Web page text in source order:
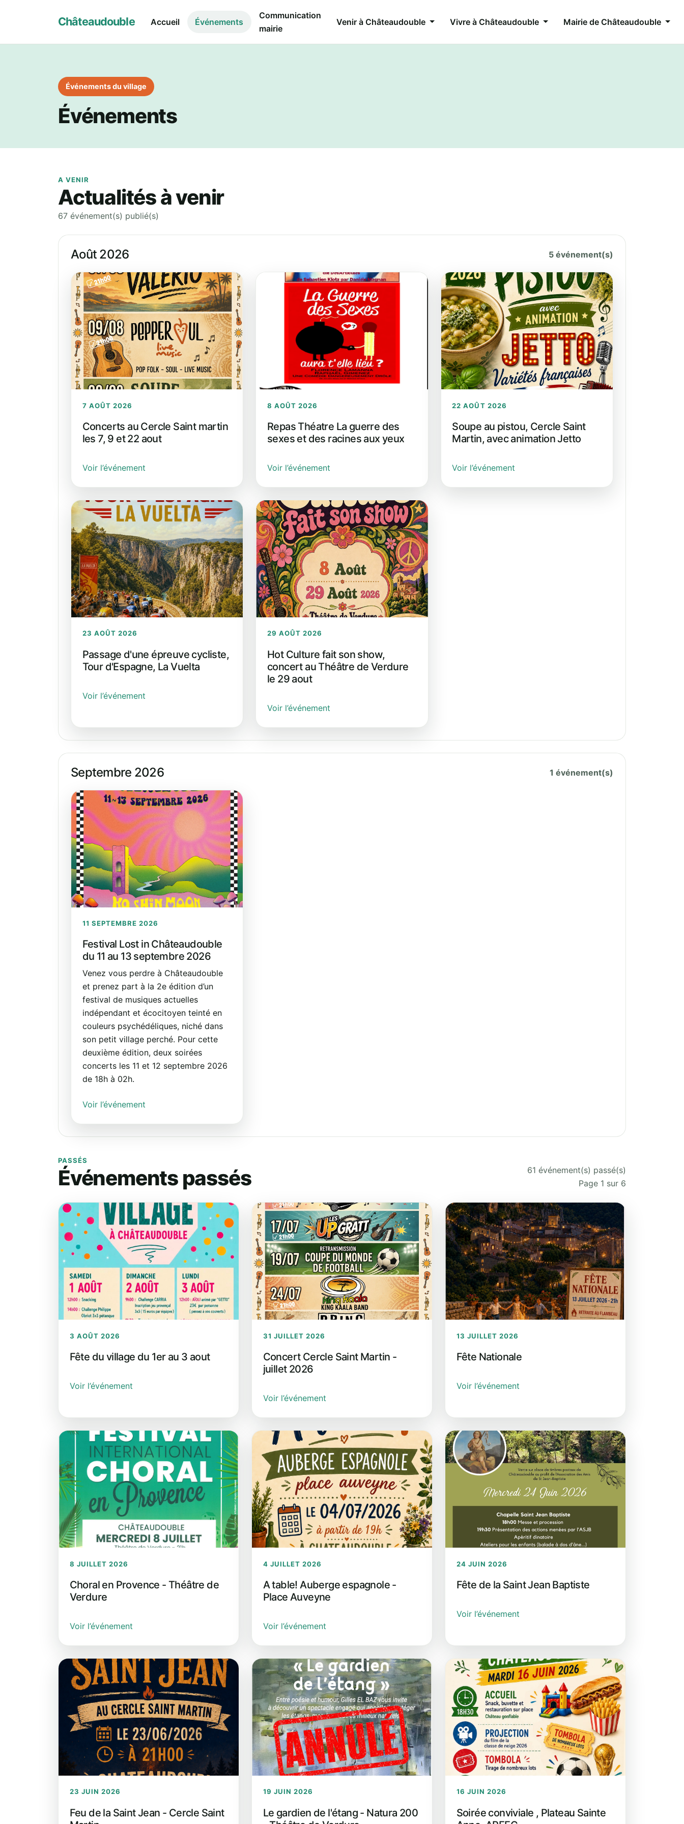
Châteaudouble Accueil Événements
Communication
mairie
Venir à Châteaudouble Vivre à Châteaudouble Mairie de Châteaudouble
Événements du village
Événements
A VENIR
Actualités à venir
67 événement(s) publié(s)
Août 2026 5 événement(s)
7 AOÛT 2026
Concerts au Cercle Saint martin
les 7, 9 et 22 aout
Voir l’événement
8 AOÛT 2026
Repas Théatre La guerre des
sexes et des racines aux yeux
Voir l’événement
22 AOÛT 2026
Soupe au pistou, Cercle Saint
Martin, avec animation Jetto
Voir l’événement
23 AOÛT 2026
Passage d'une épreuve cycliste,
Tour d'Espagne, La Vuelta
Voir l’événement
29 AOÛT 2026
Hot Culture fait son show,
concert au Théâtre de Verdure
le 29 aout
Voir l’événement
Septembre 2026 1 événement(s)
11 SEPTEMBRE 2026
Festival Lost in Châteaudouble
du 11 au 13 septembre 2026
Venez vous perdre à Châteaudouble
et prenez part à la 2e édition d’un
festival de musiques actuelles
indépendant et écocitoyen teinté en
couleurs psychédéliques, niché dans
son petit village perché. Pour cette
deuxième édition, deux soirées
concerts les 11 et 12 septembre 2026
de 18h à 02h.
Voir l’événement
PASSÉS
Événements passés
61 événement(s) passé(s)
Page 1 sur 6
3 AOÛT 2026
Fête du village du 1er au 3 aout
Voir l’événement
31 JUILLET 2026
Concert Cercle Saint Martin -
juillet 2026
Voir l’événement
13 JUILLET 2026
Fête Nationale
Voir l’événement
8 JUILLET 2026
Choral en Provence - Théâtre de
Verdure
Voir l’événement
4 JUILLET 2026
A table! Auberge espagnole -
Place Auveyne
Voir l’événement
24 JUIN 2026
Fête de la Saint Jean Baptiste
Voir l’événement
23 JUIN 2026
Feu de la Saint Jean - Cercle Saint
19 JUIN 2026
Le gardien de l'étang - Natura 200
16 JUIN 2026
Soirée conviviale , Plateau Sainte